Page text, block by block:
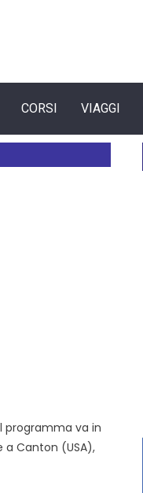
CORSI VIAGGI
programma va in
a Canton (USA),